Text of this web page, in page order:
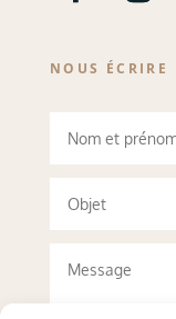
NOUS ÉCRIRE